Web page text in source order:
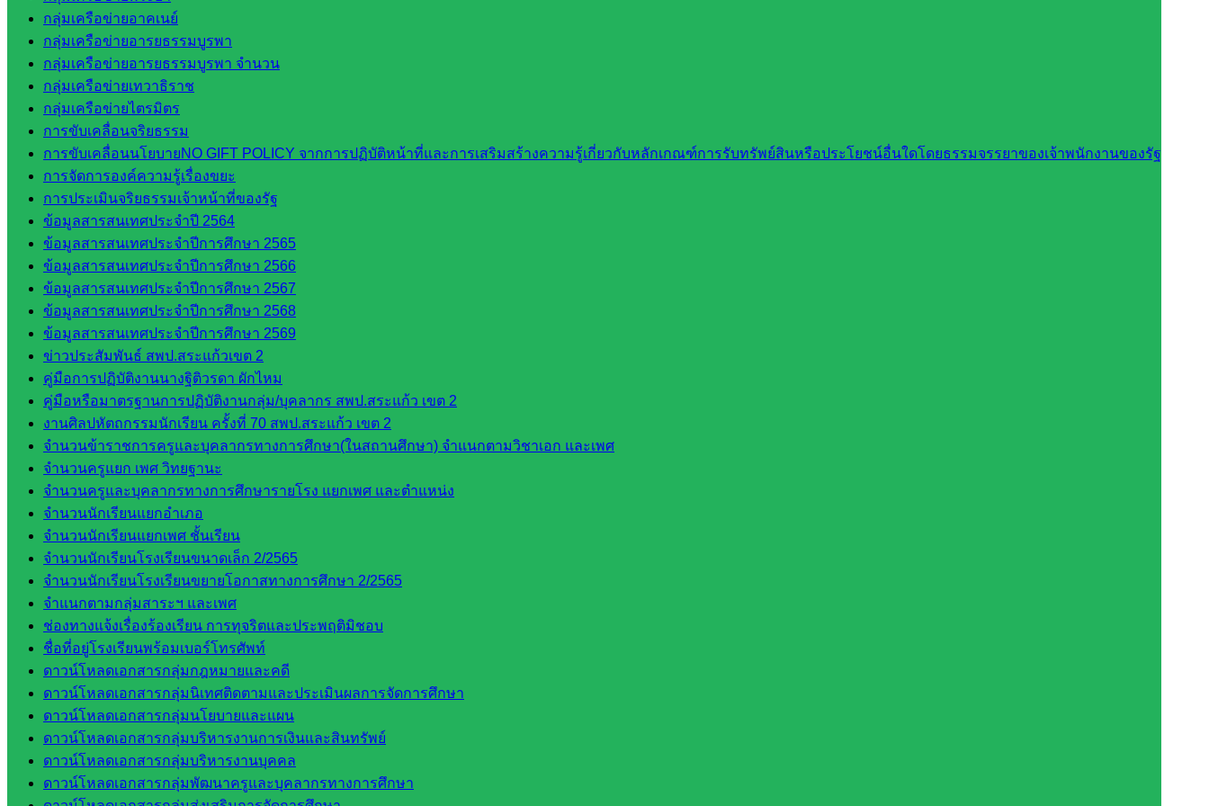
กลุ่มเครือข่ายอาคเนย์
กลุ่มเครือข่ายอารยธรรมบูรพา
กลุ่มเครือข่ายอารยธรรมบูรพา จำนวน
กลุ่มเครือข่ายเทวาธิราช
กลุ่มเครือข่ายไตรมิตร
การขับเคลื่อนจริยธรรม
การขับเคลื่อนนโยบายNO GIFT POLICY จากการปฏิบัติหน้าที่และการเสริมสร้างความรู้เกี่ยวกับหลักเกณฑ์การรับทรัพย์สินหรือประโยชน์อื่นใดโดยธรรมจรรยาของเจ้าพนักงานของรัฐ
การจัดการองค์ความรู้เรื่องขยะ
การประเมินจริยธรรมเจ้าหน้าที่ของรัฐ
ข้อมูลสารสนเทศประจำปี 2564
ข้อมูลสารสนเทศประจำปีการศึกษา 2565
ข้อมูลสารสนเทศประจำปีการศึกษา 2566
ข้อมูลสารสนเทศประจำปีการศึกษา 2567
ข้อมูลสารสนเทศประจำปีการศึกษา 2568
ข้อมูลสารสนเทศประจำปีการศึกษา 2569
ข่าวประสัมพันธ์ สพป.สระแก้วเขต 2
คู่มือการปฏิบัติงานนางฐิติวรดา ผักไหม
คู่มือหรือมาตรฐานการปฏิบัติงานกลุ่ม/บุคลากร สพป.สระแก้ว เขต 2
งานศิลปหัตถกรรมนักเรียน ครั้งที่ 70 สพป.สระแก้ว เขต 2
จำนวนข้าราชการครูและบุคลากรทางการศึกษา(ในสถานศึกษา) จำแนกตามวิชาเอก และเพศ
จำนวนครูแยก เพศ วิทยฐานะ
จำนวนครูและบุคลากรทางการศึกษารายโรง แยกเพศ และตำแหน่ง
จำนวนนักเรียนแยกอำเภอ
จำนวนนักเรียนแยกเพศ ชั้นเรียน
จำนวนนักเรียนโรงเรียนขนาดเล็ก 2/2565
จำนวนนักเรียนโรงเรียนขยายโอกาสทางการศึกษา 2/2565
จำแนกตามกลุ่มสาระฯ และเพศ
ช่องทางแจ้งเรื่องร้องเรียน การทุจริตและประพฤติมิชอบ
ชื่อที่อยู่โรงเรียนพร้อมเบอร์โทรศัพท์
ดาวน์โหลดเอกสารกลุ่มกฎหมายและคดี
ดาวน์โหลดเอกสารกลุ่มนิเทศติดตามและประเมินผลการจัดการศึกษา
ดาวน์โหลดเอกสารกลุ่มนโยบายและแผน
ดาวน์โหลดเอกสารกลุ่มบริหารงานการเงินและสินทรัพย์
ดาวน์โหลดเอกสารกลุ่มบริหารงานบุคคล
ดาวน์โหลดเอกสารกลุ่มพัฒนาครูและบุคลากรทางการศึกษา